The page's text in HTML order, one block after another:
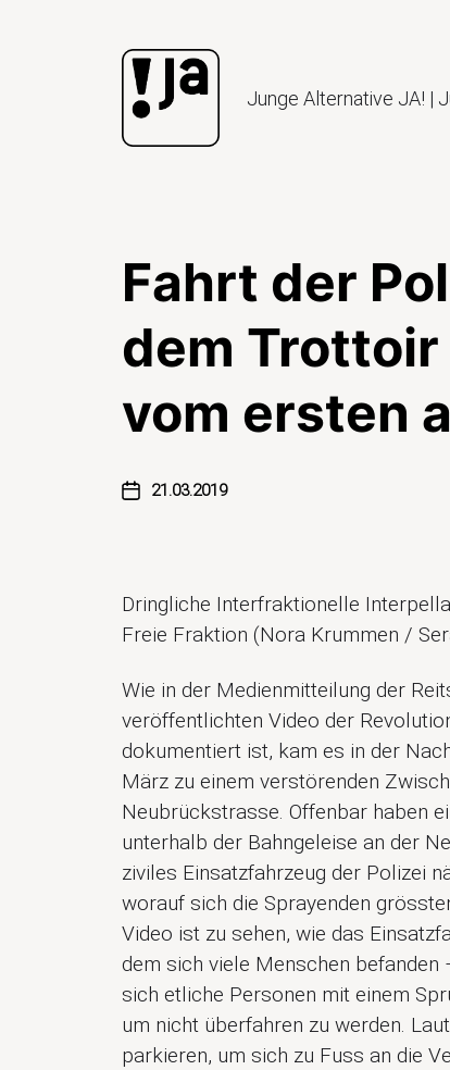
Junge Alternative JA! |
Fahrt der
dem
vom ersten
21.03.2019
Dringliche Interfraktionelle
Freie Fraktion (Nora Krummen /
Wie in der Medienmitteilung der
veröffentlichten Video der
dokumentiert ist, kam es in der
März zu einem verstörenden
Neubrückstrasse. Offenbar haben
unterhalb der Bahngeleise an der
ziviles Einsatzfahrzeug der Polizei
worauf sich die Sprayenden
Video ist zu sehen, wie das
dem sich viele Menschen befanden
sich etliche Personen mit einem
um nicht überfahren zu werden.
parkieren, um sich zu Fuss an die